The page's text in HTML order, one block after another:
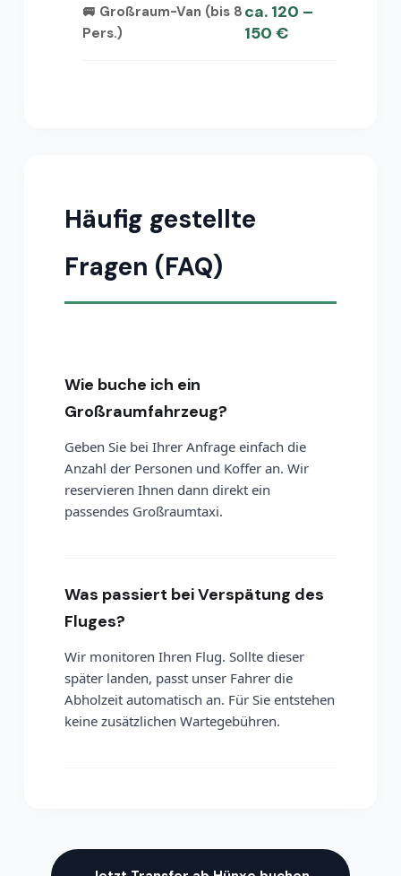
🚐 Großraum-Van (bis 8
Pers.)
ca. 120 –
150 €
Häufig gestellte
Fragen (FAQ)
Wie buche ich ein
Großraumfahrzeug?
Geben Sie bei Ihrer Anfrage einfach die
Anzahl der Personen und Koffer an. Wir
reservieren Ihnen dann direkt ein
passendes Großraumtaxi.
Was passiert bei Verspätung des
Fluges?
Wir monitoren Ihren Flug. Sollte dieser
später landen, passt unser Fahrer die
Abholzeit automatisch an. Für Sie entstehen
keine zusätzlichen Wartegebühren.